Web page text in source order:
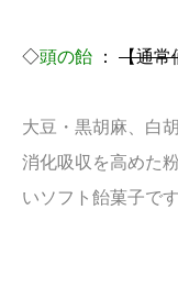
◇頭の飴 ： 【通常
大豆・黒胡麻、白
消化吸収を高めた
いソフト飴菓子です